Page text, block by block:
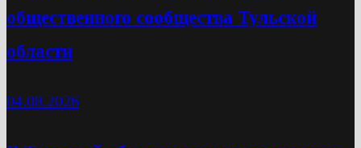
общественного сообщества Тульской
области
04.08.2026